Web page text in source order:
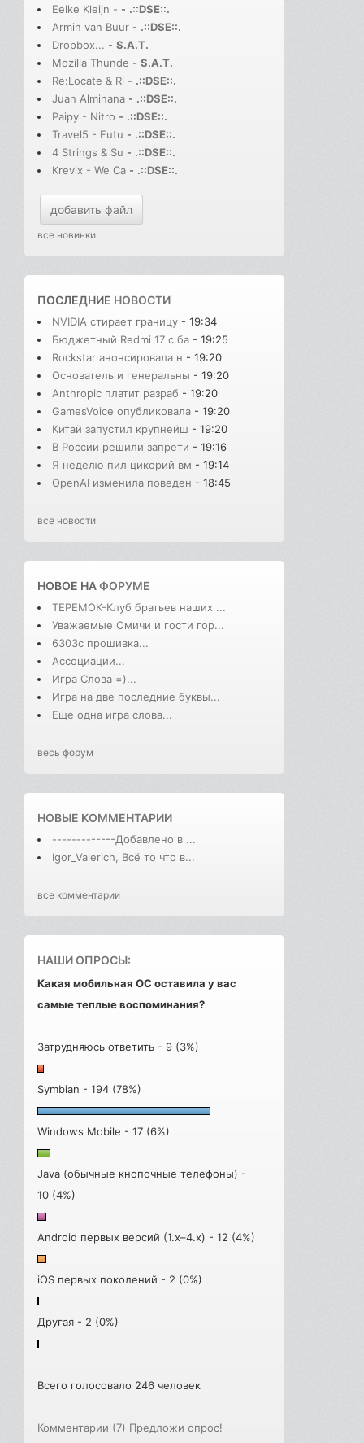
Eelke Kleijn - - .::DSE::.
Armin van Buur - .::DSE::.
Dropbox... - S.A.T.
Mozilla Thunde - S.A.T.
Re:Locate & Ri - .::DSE::.
Juan Alminana - .::DSE::.
Paipy - Nitro - .::DSE::.
Travel5 - Futu - .::DSE::.
4 Strings & Su - .::DSE::.
Krevix - We Ca - .::DSE::.
добавить файл
все новинки
ПОСЛЕДНИЕ НОВОСТИ
NVIDIA стирает границу - 19:34
Бюджетный Redmi 17 с ба - 19:25
Rockstar анонсировала н - 19:20
Основатель и генеральны - 19:20
Anthropic платит разраб - 19:20
GamesVoice опубликовала - 19:20
Китай запустил крупнейш - 19:20
В России решили запрети - 19:16
Я неделю пил цикорий вм - 19:14
OpenAI изменила поведен - 18:45
все новости
НОВОЕ НАФОРУМЕ
ТЕРЕМОК-Клуб братьев наших ...
Уважаемые Омичи и гости гор...
6303с прошивка...
Ассоциации...
Игра Слова =)...
Игра на две последние буквы...
Еще одна игра слова...
весь форум
НОВЫЕ КОММЕНТАРИИ
-------------Добавлено в ...
Igor_Valerich, Всё то что в...
все комментарии
НАШИ ОПРОСЫ:
Какая мобильная ОС оставила у вас
самые теплые воспоминания?
Затрудняюсь ответить - 9 (3%)
Symbian - 194 (78%)
Windows Mobile - 17 (6%)
Java (обычные кнопочные телефоны) -
10 (4%)
Android первых версий (1.x–4.x) - 12 (4%)
iOS первых поколений - 2 (0%)
Другая - 2 (0%)
Всего голосовало 246 человек
Комментарии (7) Предложи опрос!